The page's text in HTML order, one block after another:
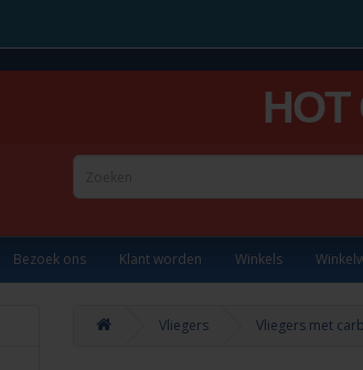
HOT
Bezoek ons Klant worden Winkels
Vliegers Vliegers met